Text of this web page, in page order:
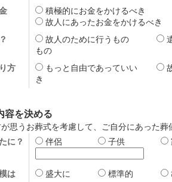
積極的にお金をかけるべ
故人にあったお金をかける
故人のために行うもの
もの
方
もっと自由であっていい
き
容を決める
思うお葬式を考慮して、ご自分にあった葬
に？
伴侶 子供
は 盛大に 標準的